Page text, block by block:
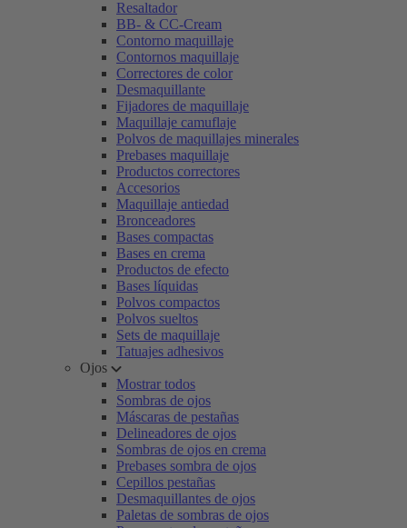
Resaltador
BB- & CC-Cream
Contorno maquillaje
Contornos maquillaje
Correctores de color
Desmaquillante
Fijadores de maquillaje
Maquillaje camuflaje
Polvos de maquillajes minerales
Prebases maquillaje
Productos correctores
Accesorios
Maquillaje antiedad
Bronceadores
Bases compactas
Bases en crema
Productos de efecto
Bases líquidas
Polvos compactos
Polvos sueltos
Sets de maquillaje
Tatuajes adhesivos
Ojos
Mostrar todos
Sombras de ojos
Máscaras de pestañas
Delineadores de ojos
Sombras de ojos en crema
Prebases sombra de ojos
Cepillos pestañas
Desmaquillantes de ojos
Paletas de sombras de ojos